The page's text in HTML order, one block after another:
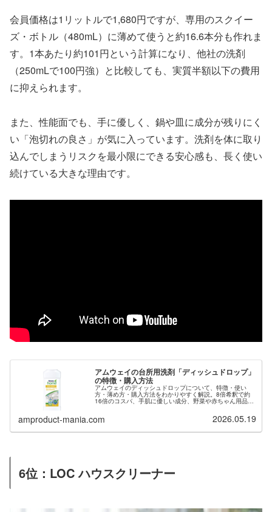
会員価格は1リットルで1,680円ですが、専用のスクイー
ズ・ボトル（480mL）に薄めて使うと約16.6本分も作れま
す。1本あたり約101円という計算になり、他社の洗剤
（250mLで100円強）と比較しても、実質半額以下の費用
に抑えられます。
また、性能面でも、手に優しく、鍋や皿に成分が残りにく
い「泡切れの良さ」が気に入っています。洗剤を体に取り
込んでしまうリスクを最小限にできる安心感も、長く使い
続けている大きな理由です。
アムウェイの台所用洗剤「ディッシュドロップ」
の特徴・購入方法
アムウェイのディッシュドロップについて、特徴・使い
方・薄め方・購入方法をわかりやすく解説。8倍希釈で約
16倍のコスパ、手肌に優しい成分、野菜や赤ちゃん用品に
amproduct-mania.com 2026.05.19
6位：LOCハウスクリーナー